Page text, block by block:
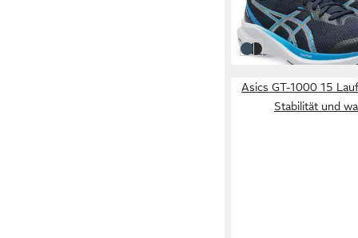
84,99 € UVP120,00 €
-29%
MIDNIGHT/WHITE
BLACK/GRAVEL
Asics GT-1000 15
Stabilität und